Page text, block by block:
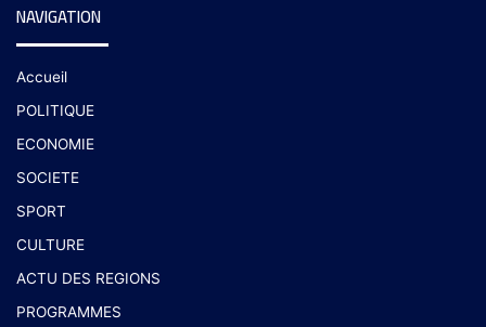
NAVIGATION
Accueil
POLITIQUE
ECONOMIE
SOCIETE
SPORT
CULTURE
ACTU DES REGIONS
PROGRAMMES